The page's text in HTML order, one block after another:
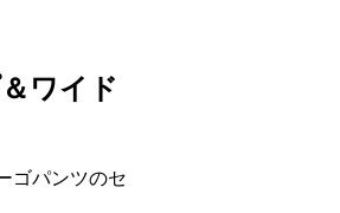
ワイド
ゴパンツのセ